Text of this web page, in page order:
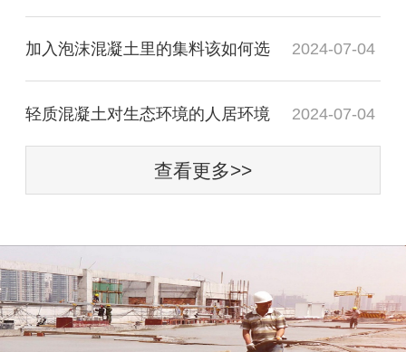
加入泡沫混凝土里的集料该如何选 2024-07-04
轻质混凝土对生态环境的人居环境 2024-07-04
查看更多>>